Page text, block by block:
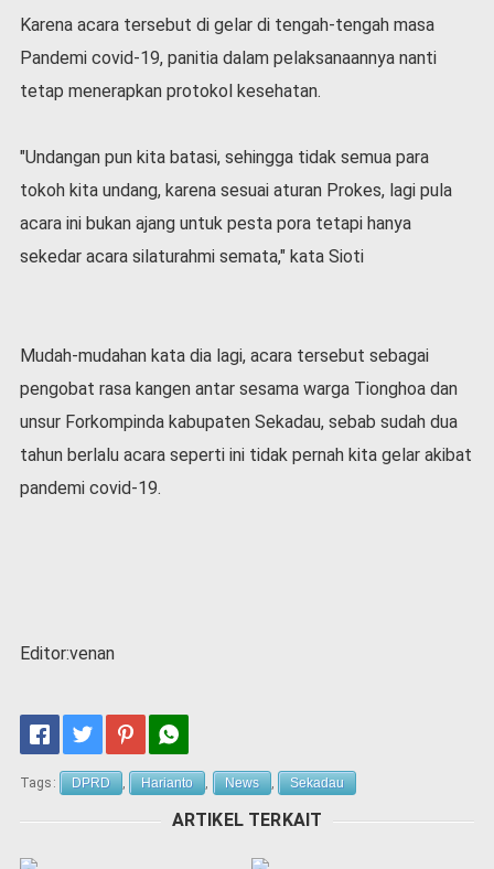
a
s
o
a
l
Karena acara tersebut di gelar di tengah-tengah masa
Pandemi covid-19, panitia dalam pelaksanaannya nanti
tetap menerapkan protokol kesehatan.
"Undangan pun kita batasi, sehingga tidak semua para
tokoh kita undang, karena sesuai aturan Prokes, lagi pula
acara ini bukan ajang untuk pesta pora tetapi hanya
sekedar acara silaturahmi semata," kata Sioti
Mudah-mudahan kata dia lagi, acara tersebut sebagai
pengobat rasa kangen antar sesama warga Tionghoa dan
unsur Forkompinda kabupaten Sekadau, sebab sudah dua
tahun berlalu acara seperti ini tidak pernah kita gelar akibat
pandemi covid-19.
Editor:venan
Tags: DPRD , Harianto , News , Sekadau
ARTIKEL TERKAIT